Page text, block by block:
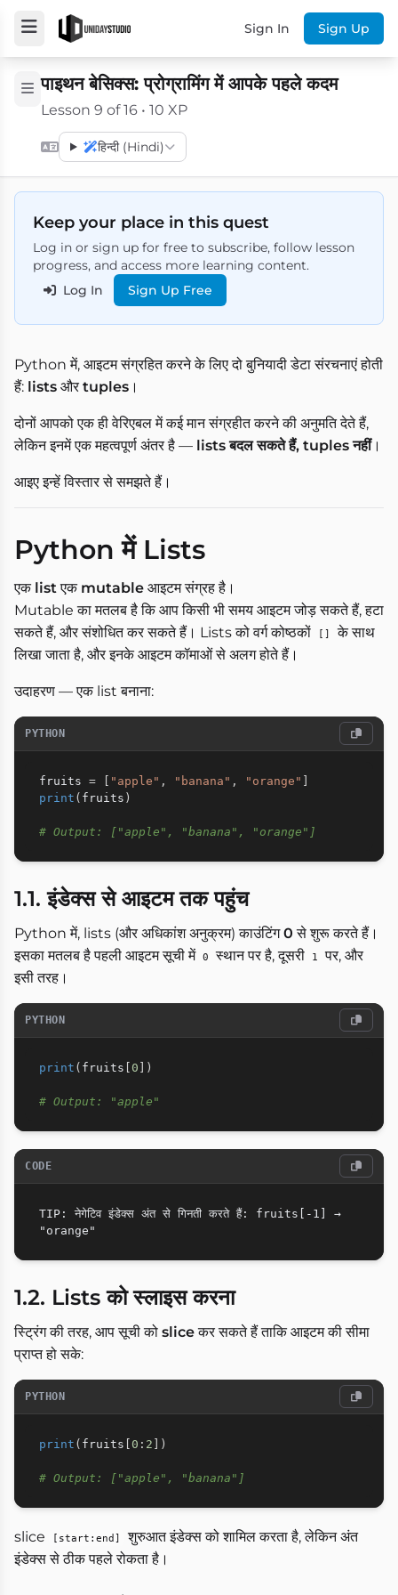
Sign In Sign Up
पाइथन बेसिक्स: प्रोग्रामिंग में आपके पहले कदम
Lesson 9 of 16 • 10 XP
हिन्दी (Hindi)
Keep your place in this quest
Log in or sign up for free to subscribe, follow lesson
progress, and access more learning content.
Log In
Sign Up Free
Python में, आइटम संग्रहित करने के लिए दो बुनियादी डेटा संरचनाएं होती
हैं: lists औरtuples ।
दोनों आपको एक ही वेरिएबल में कई मान संग्रहीत करने की अनुमति देते हैं,
लेकिन इनमें एक महत्वपूर्ण अंतर है — lists बदल सकते हैं, tuples नहीं।
आइए इन्हें विस्तार से समझते हैं।
Python में Lists
एक listएक mutable आइटम संग्रह है।
Mutable का मतलब है कि आप किसी भी समय आइटम जोड़ सकते हैं, हटा
सकते हैं, और संशोधित कर सकते हैं। Lists को वर्ग कोष्ठकों
[]
के साथ
लिखा जाता है, और इनके आइटम कॉमाओं से अलग होते हैं।
उदाहरण — एक list बनाना:
PYTHON
fruits = "apple" , "banana" , "orange"
print ( fruits )
# Output: ["apple", "banana", "orange"]
1.1. इंडेक्स से आइटम तक पहुंच
Python में, lists (और अधिकांश अनुक्रम) काउंटिंग0 से शुरू करते हैं।
इसका मतलब है पहली आइटम सूची में 0 स्थान पर है, दूसरी 1 पर, और
इसी तरह।
PYTHON
print ( fruits 0 )
# Output: "apple"
CODE
TIP: नेगेटिव इंडेक्स अंत से गिनती करते हैं: fruits[-1] →
1.2. Lists को स्लाइस करना
स्ट्रिंग की तरह, आप सूची को sliceकर सकते हैं ताकि आइटम की सीमा
प्राप्त हो सके:
PYTHON
print ( fruits 0 : 2 )
# Output: ["apple", "banana"]
slice [start:end]
शुरुआत इंडेक्स को शामिल करता है, लेकिन अंत
इंडेक्स से ठीक पहले रोकता है।